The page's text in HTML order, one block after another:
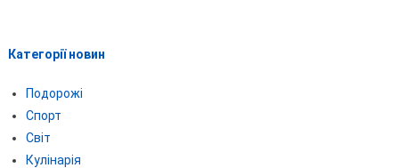
Категорії новин
Подорожі
Спорт
Світ
Кулінарія